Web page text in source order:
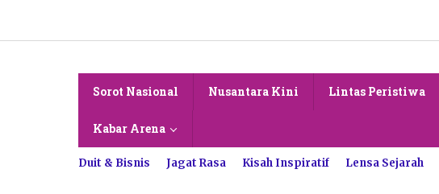
konten
Sorot Nasional Nusantara Kini Lintas Peristiwa
Kabar Arena
Duit & Bisnis Jagat Rasa Kisah Inspiratif Lensa Sejarah